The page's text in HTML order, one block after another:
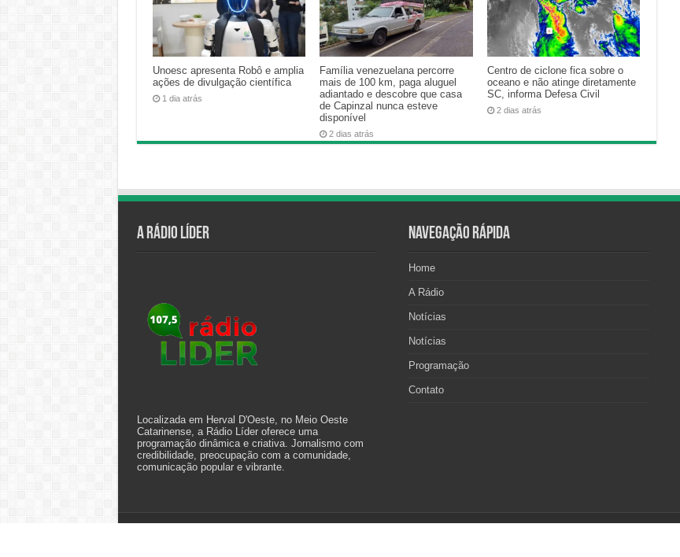
Unoesc apresenta Robô e amplia
ações de divulgação científica
1 dia atrás
Família venezuelana percorre
mais de 100 km, paga aluguel
adiantado e descobre que casa
de Capinzal nunca esteve
disponível
2 dias atrás
Centro de ciclone fica sobre o
oceano e não atinge diretamente
SC, informa Defesa Civil
2 dias atrás
A Rádio Líder
Localizada em Herval D'Oeste, no Meio Oeste
Catarinense, a Rádio Líder oferece uma
programação dinâmica e criativa. Jornalismo com
credibilidade, preocupação com a comunidade,
comunicação popular e vibrante.
Navegação Rápida
Home
A Rádio
Notícias
Notícias
Programação
Contato